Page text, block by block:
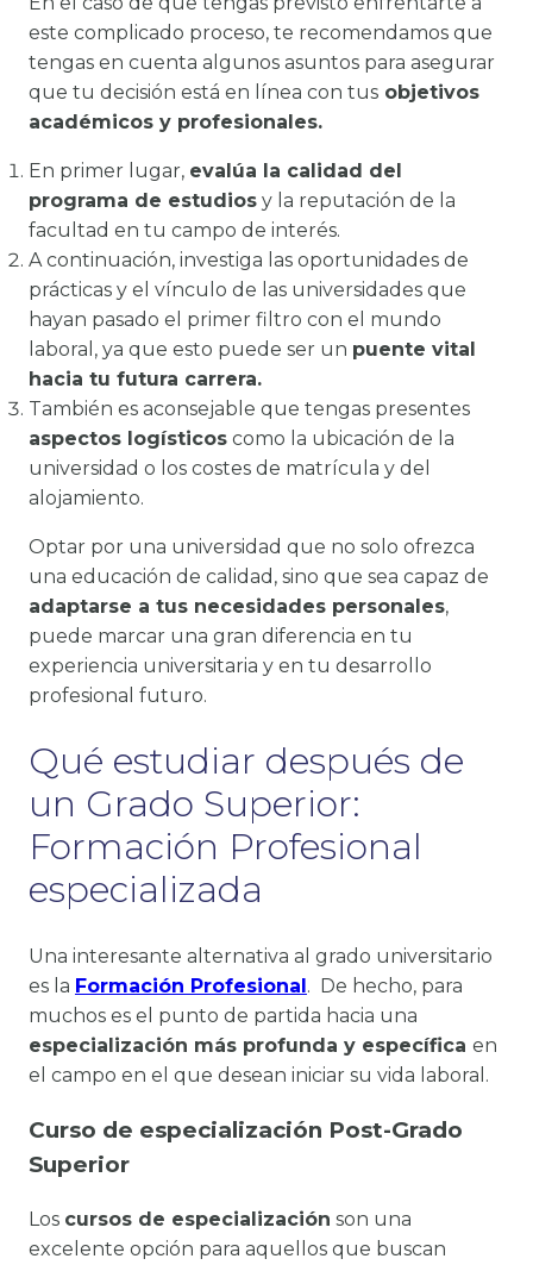
este complicado proceso, te recomendamos que
tengas en cuenta algunos asuntos para asegurar
que tu decisión está en línea con tus objetivos
académicos y profesionales.
En primer lugar, evalúa la calidad del
programa de estudios y la reputación de la
facultad en tu campo de interés.
A continuación, investiga las oportunidades de
prácticas y el vínculo de las universidades que
hayan pasado el primer filtro con el mundo
laboral, ya que esto puede ser un puente vital
hacia tu futura carrera.
También es aconsejable que tengas presentes
aspectos logísticos como la ubicación de la
universidad o los costes de matrícula y del
alojamiento.
Optar por una universidad que no solo ofrezca
una educación de calidad, sino que sea capaz de
adaptarse a tus necesidades personales,
puede marcar una gran diferencia en tu
experiencia universitaria y en tu desarrollo
profesional futuro.
Qué estudiar después de
un Grado Superior:
Formación Profesional
especializada
Una interesante alternativa al grado universitario
es la Formación Profesional. De hecho, para
muchos es el punto de partida hacia una
especialización más profunda y específica en
el campo en el que desean iniciar su vida laboral.
Curso de especialización Post-Grado
Superior
Los cursos de especialización son una
excelente opción para aquellos que buscan